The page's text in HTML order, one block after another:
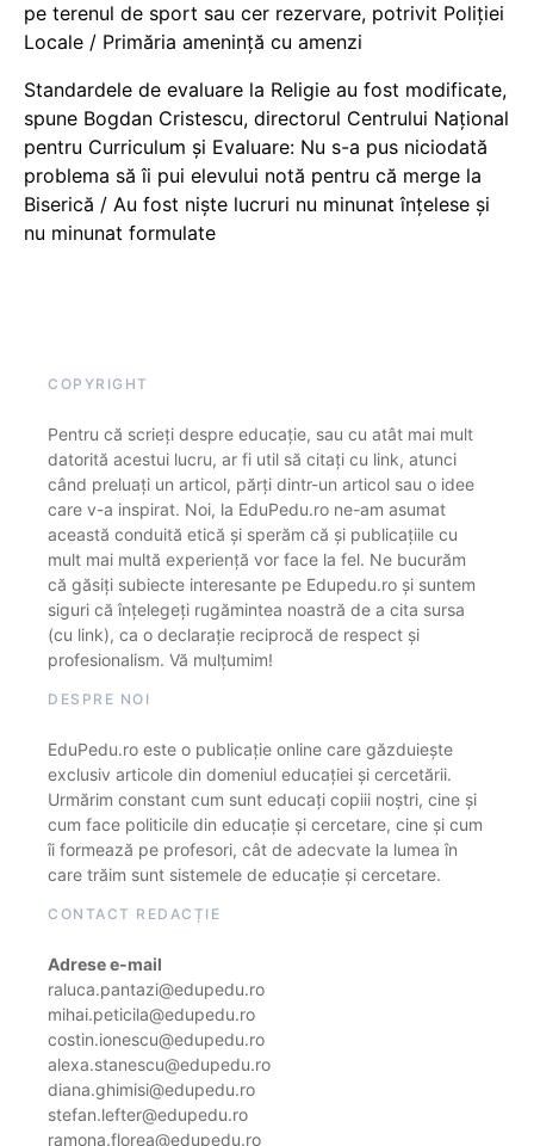
pe terenul de sport sau cer rezervare, potrivit Poliției
Locale / Primăria amenință cu amenzi
Standardele de evaluare la Religie au fost modificate,
spune Bogdan Cristescu, directorul Centrului Național
pentru Curriculum și Evaluare: Nu s-a pus niciodată
problema să îi pui elevului notă pentru că merge la
Biserică / Au fost niște lucruri nu minunat înțelese și
nu minunat formulate
COPYRIGHT
Pentru că scrieți despre educație, sau cu atât mai mult
datorită acestui lucru, ar fi util să citați cu link, atunci
când preluați un articol, părți dintr-un articol sau o idee
care v-a inspirat. Noi, la EduPedu.ro ne-am asumat
această conduită etică și sperăm că și publicațiile cu
mult mai multă experiență vor face la fel. Ne bucurăm
că găsiți subiecte interesante pe Edupedu.ro și suntem
siguri că înțelegeți rugămintea noastră de a cita sursa
(cu link), ca o declarație reciprocă de respect și
profesionalism. Vă mulțumim!
DESPRE NOI
EduPedu.ro este o publicație online care găzduiește
exclusiv articole din domeniul educației și cercetării.
Urmărim constant cum sunt educați copiii noștri, cine și
cum face politicile din educație și cercetare, cine și cum
îi formează pe profesori, cât de adecvate la lumea în
care trăim sunt sistemele de educație și cercetare.
CONTACT REDACȚIE
Adrese e-mail
raluca.pantazi@edupedu.ro
mihai.peticila@edupedu.ro
costin.ionescu@edupedu.ro
alexa.stanescu@edupedu.ro
diana.ghimisi@edupedu.ro
stefan.lefter@edupedu.ro
ramona.florea@edupedu.ro